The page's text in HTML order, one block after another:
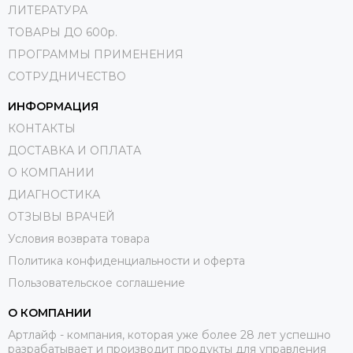
«артиллерия»: косметологические процедуры, массажи,
плановый осмотр), поездка в лечебный или
профилактический санаторий. Как показывает практика, в
свое здоровье и красоту необходимо вкладывать силы,
ЛИТЕРАТУРА
ТОВАРЫ ДО 600р.
ПРОГРАММЫ ПРИМЕНЕНИЯ
СОТРУДНИЧЕСТВО
ИНФОРМАЦИЯ
КОНТАКТЫ
ДОСТАВКА И ОПЛАТА
О КОМПАНИИ
ДИАГНОСТИКА
ОТЗЫВЫ ВРАЧЕЙ
Условия возврата товара
Политика конфиденциальности и оферта
Пользовательское соглашение
О КОМПАНИИ
Артлайф - компания, которая уже более 28 лет успешно
разрабатывает и производит продукты для управления